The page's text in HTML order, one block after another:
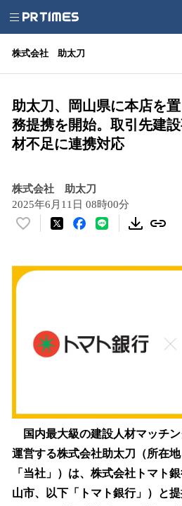
株式会社 助太刀
助太刀、岡山県に本店を
務提携を開始。取引先建
材不足に連携対応
株式会社 助太刀
2025年6月11日 08時00分
い
！
込
国内最大級の建設人材マッチ
運営する株式会社助太刀（所在
「当社」）は、株式会社トマト
山市、以下「トマト銀行」）と